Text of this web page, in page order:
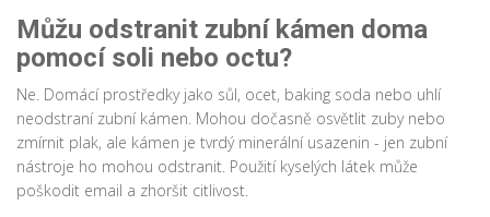
Můžu odstranit zubní kámen doma
pomocí soli nebo octu?
Ne. Domácí prostředky jako sůl, ocet, baking soda nebo uhlí
neodstraní zubní kámen. Mohou dočasně osvětlit zuby nebo
zmírnit plak, ale kámen je tvrdý minerální usazenin - jen zubní
nástroje ho mohou odstranit. Použití kyselých látek může
poškodit email a zhoršit citlivost.